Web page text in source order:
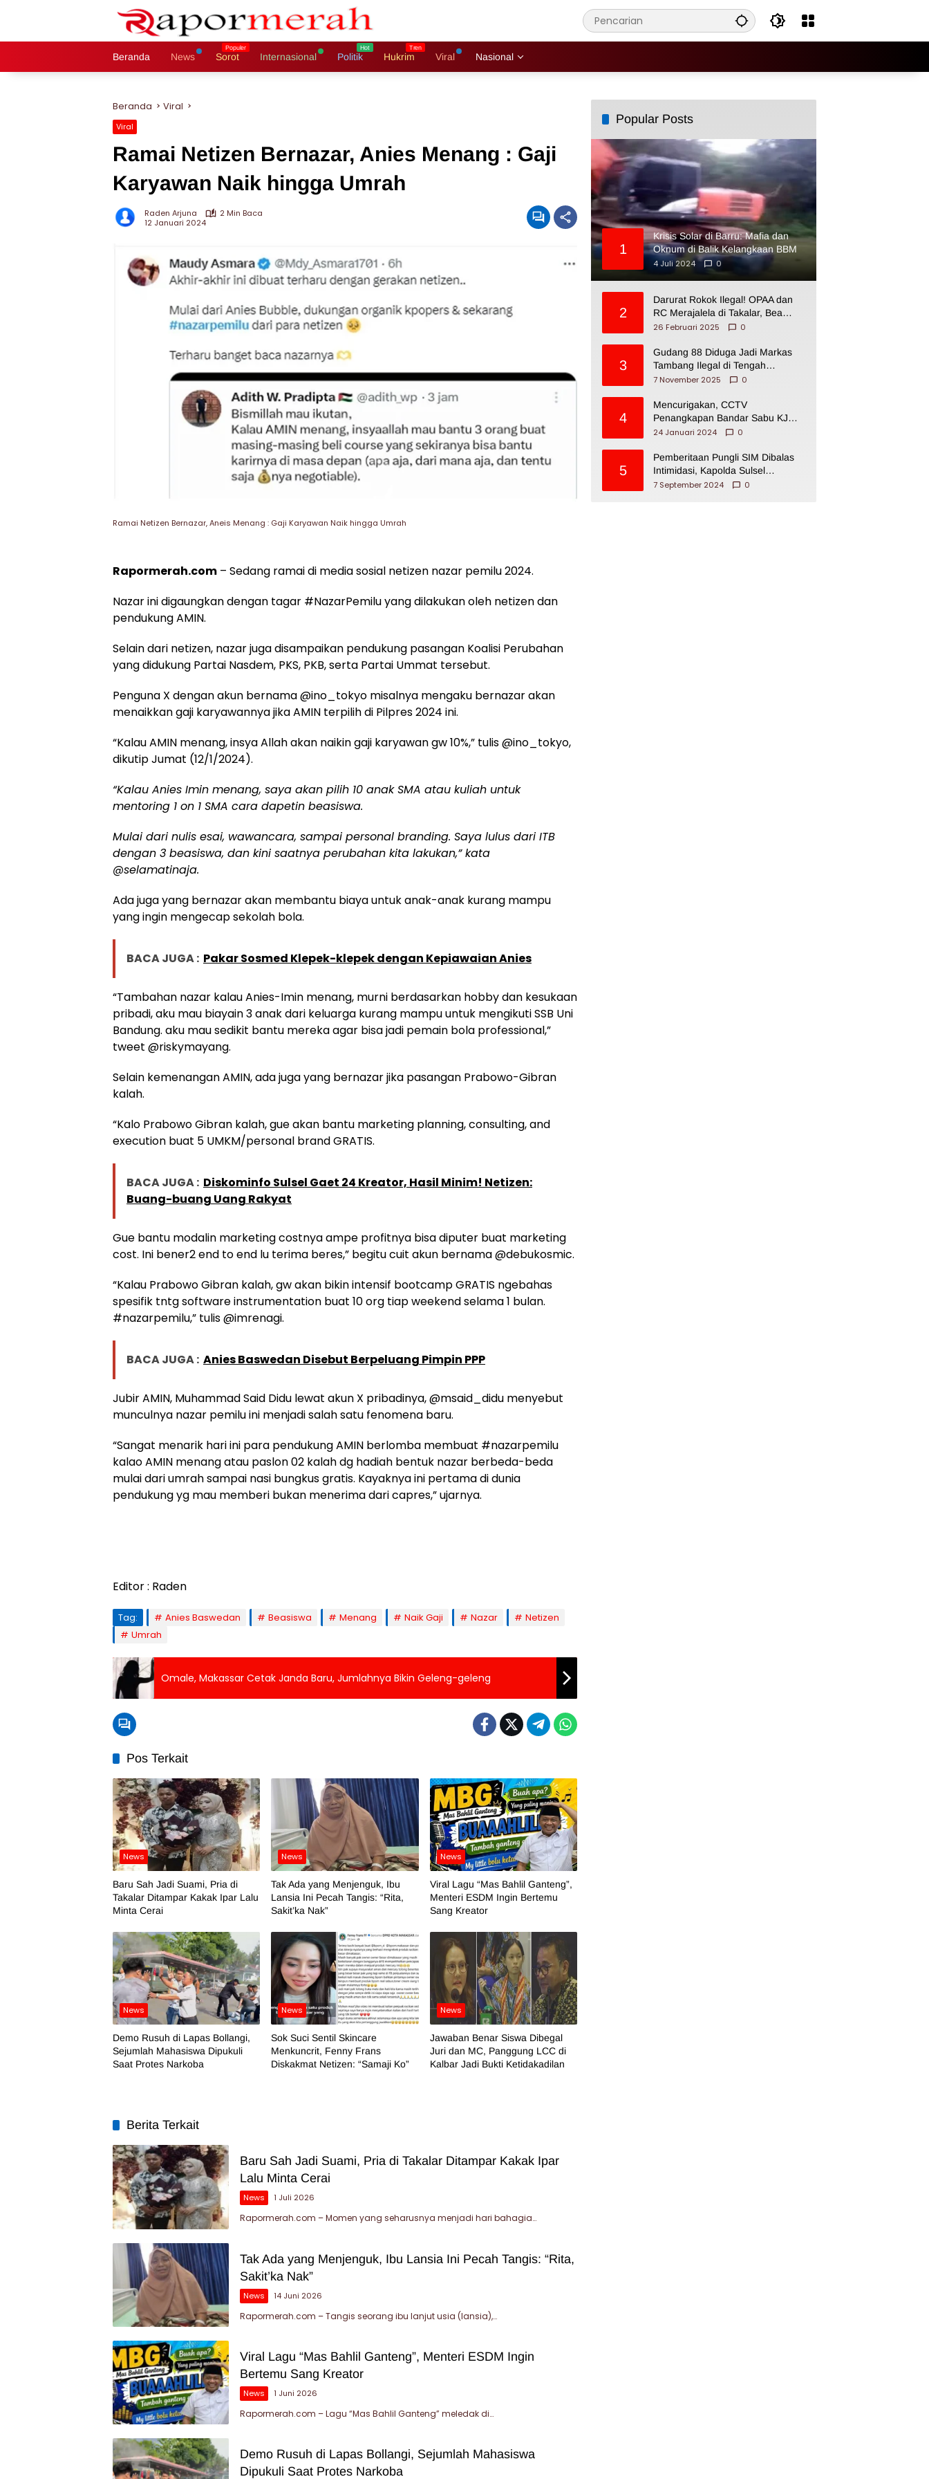
Beranda News Sorot Internasional Politik Hukrim Viral Nasional
Beranda Viral
Viral
Ramai Netizen Bernazar, Anies Menang : Gaji
Karyawan Naik hingga Umrah
Raden Arjuna
2 Min Baca
12 Januari 2024
Ramai Netizen Bernazar, Aneis Menang : Gaji Karyawan Naik hingga Umrah
Rapormerah.com – Sedang ramai di media sosial netizen nazar pemilu 2024.
Nazar ini digaungkan dengan tagar #NazarPemilu yang dilakukan oleh netizen dan
pendukung AMIN.
Selain dari netizen, nazar juga disampaikan pendukung pasangan Koalisi Perubahan
yang didukung Partai Nasdem, PKS, PKB, serta Partai Ummat tersebut.
Penguna X dengan akun bernama @ino_tokyo misalnya mengaku bernazar akan
menaikkan gaji karyawannya jika AMIN terpilih di Pilpres 2024 ini.
“Kalau AMIN menang, insya Allah akan naikin gaji karyawan gw 10%,” tulis @ino_tokyo,
dikutip Jumat (12/1/2024).
“Kalau Anies Imin menang, saya akan pilih 10 anak SMA atau kuliah untuk
mentoring 1 on 1 SMA cara dapetin beasiswa.
Mulai dari nulis esai, wawancara, sampai personal branding. Saya lulus dari ITB
dengan 3 beasiswa, dan kini saatnya perubahan kita lakukan,” kata
@selamatinaja.
Ada juga yang bernazar akan membantu biaya untuk anak-anak kurang mampu
yang ingin mengecap sekolah bola.
BACA JUGA : Pakar Sosmed Klepek-klepek dengan Kepiawaian Anies
“Tambahan nazar kalau Anies-Imin menang, murni berdasarkan hobby dan kesukaan
pribadi, aku mau biayain 3 anak dari keluarga kurang mampu untuk mengikuti SSB Uni
Bandung. aku mau sedikit bantu mereka agar bisa jadi pemain bola professional,”
tweet @riskymayang.
Selain kemenangan AMIN, ada juga yang bernazar jika pasangan Prabowo-Gibran
kalah.
“Kalo Prabowo Gibran kalah, gue akan bantu marketing planning, consulting, and
execution buat 5 UMKM/personal brand GRATIS.
BACA JUGA : Diskominfo Sulsel Gaet 24 Kreator, Hasil Minim! Netizen:
Buang-buang Uang Rakyat
Gue bantu modalin marketing costnya ampe profitnya bisa diputer buat marketing
cost. Ini bener2 end to end lu terima beres,” begitu cuit akun bernama @debukosmic.
“Kalau Prabowo Gibran kalah, gw akan bikin intensif bootcamp GRATIS ngebahas
spesifik tntg software instrumentation buat 10 org tiap weekend selama 1 bulan.
#nazarpemilu,” tulis @imrenagi.
BACA JUGA : Anies Baswedan Disebut Berpeluang Pimpin PPP
Jubir AMIN, Muhammad Said Didu lewat akun X pribadinya, @msaid_didu menyebut
munculnya nazar pemilu ini menjadi salah satu fenomena baru.
“Sangat menarik hari ini para pendukung AMIN berlomba membuat #nazarpemilu
kalao AMIN menang atau paslon 02 kalah dg hadiah bentuk nazar berbeda-beda
mulai dari umrah sampai nasi bungkus gratis. Kayaknya ini pertama di dunia
pendukung yg mau memberi bukan menerima dari capres,” ujarnya.
Editor : Raden
Tag: Anies Baswedan Beasiswa Menang Naik Gaji Nazar
Netizen
Umrah
Omale, Makassar Cetak Janda Baru, Jumlahnya Bikin Geleng-geleng
Pos Terkait
News
Baru Sah Jadi Suami, Pria di
Takalar Ditampar Kakak Ipar Lalu
Minta Cerai
News
Tak Ada yang Menjenguk, Ibu
Lansia Ini Pecah Tangis: “Rita,
Sakit’ka Nak”
News
Viral Lagu “Mas Bahlil Ganteng”,
Menteri ESDM Ingin Bertemu
Sang Kreator
News
Demo Rusuh di Lapas Bollangi,
Sejumlah Mahasiswa Dipukuli
Saat Protes Narkoba
News
Sok Suci Sentil Skincare
Menkuncrit, Fenny Frans
Diskakmat Netizen: “Samaji Ko”
News
Jawaban Benar Siswa Dibegal
Juri dan MC, Panggung LCC di
Kalbar Jadi Bukti Ketidakadilan
Berita Terkait
Baru Sah Jadi Suami, Pria di Takalar Ditampar Kakak Ipar
Lalu Minta Cerai
News 1 Juli 2026
Rapormerah.com – Momen yang seharusnya menjadi hari bahagia…
Tak Ada yang Menjenguk, Ibu Lansia Ini Pecah Tangis: “Rita,
Sakit’ka Nak”
News 14 Juni 2026
Rapormerah.com – Tangis seorang ibu lanjut usia (lansia),…
Viral Lagu “Mas Bahlil Ganteng”, Menteri ESDM Ingin
Bertemu Sang Kreator
News 1 Juni 2026
Rapormerah.com – Lagu “Mas Bahlil Ganteng” meledak di…
Demo Rusuh di Lapas Bollangi, Sejumlah Mahasiswa
Dipukuli Saat Protes Narkoba
Popular Posts
1
Krisis Solar di Barru: Mafia dan
Oknum di Balik Kelangkaan BBM
4 Juli 2024
0
2
Darurat Rokok Ilegal! OPAA dan
RC Merajalela di Takalar, Bea
Cukai Impoten
26 Februari 2025 0
3
Gudang 88 Diduga Jadi Markas
Tambang Ilegal di Tengah
Permukiman Warga Makassar
7 November 2025 0
4
Mencurigakan, CCTV
Penangkapan Bandar Sabu KJ
Disita Oknum BNNP Sulsel
24 Januari 2024 0
5
Pemberitaan Pungli SIM Dibalas
Intimidasi, Kapolda Sulsel
Dikecam PJI Sulsel
7 September 2024 0